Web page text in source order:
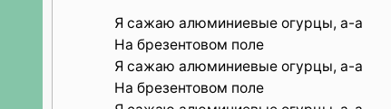
Я сажаю алюминиевые огурцы, а-а
На брезентовом поле
Я сажаю алюминиевые огурцы, а-а
На брезентовом поле